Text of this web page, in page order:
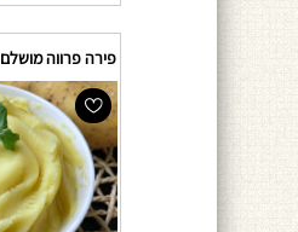
פירה פרווה מושלם